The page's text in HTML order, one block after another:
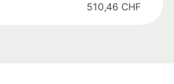
510,46 CHF